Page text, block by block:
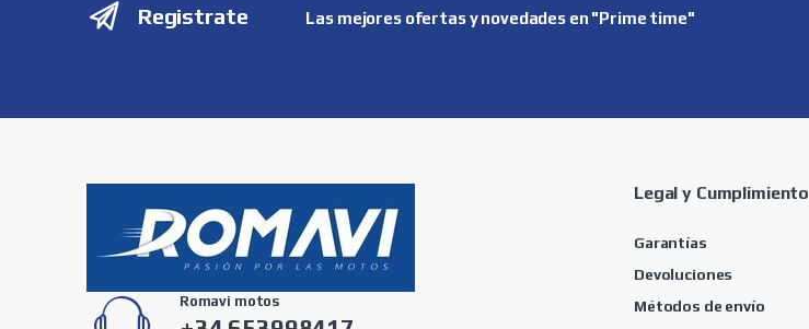
Registrate Las mejores ofertas y novedades en "Prime time"
Romavi motos
Legal y Cumplimiento
Garantías
Devoluciones
Métodos de envío